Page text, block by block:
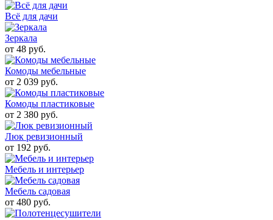
Всё для дачи
Зеркала
от 48 руб.
Комоды мебельные
от 2 039 руб.
Комоды пластиковые
от 2 380 руб.
Люк ревизионный
от 192 руб.
Мебель и интерьер
Мебель садовая
от 480 руб.